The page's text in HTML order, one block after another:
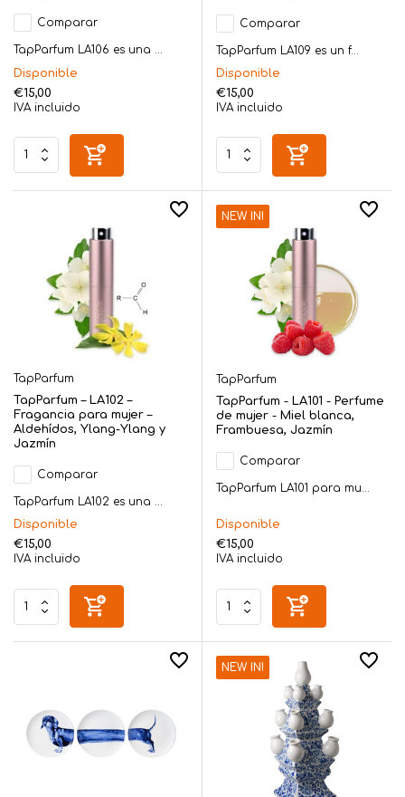
Comparar
TapParfum LA106 es una ...
Disponible
€15,00
IVA incluido
Comparar
TapParfum LA109 es un f...
Disponible
€15,00
IVA incluido
TapParfum
TapParfum – LA102 –
Fragancia para mujer –
Aldehídos, Ylang-Ylang y
Jazmín
Comparar
TapParfum LA102 es una ...
Disponible
€15,00
IVA incluido
NEW IN!
TapParfum
TapParfum - LA101 - Perfume
de mujer - Miel blanca,
Frambuesa, Jazmín
Comparar
TapParfum LA101 para mu...
Disponible
€15,00
IVA incluido
NEW IN!